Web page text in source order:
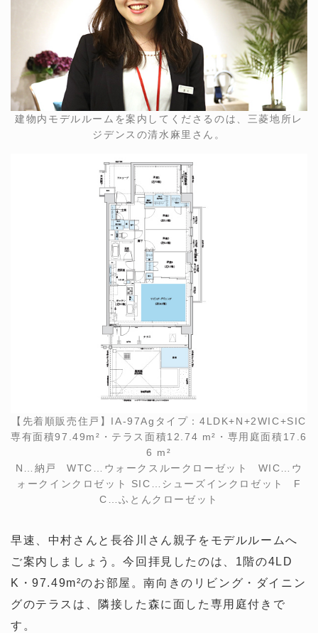
建物内モデルルームを案内してくださるのは、三菱地所レ
ジデンスの清水麻里さん。
【先着順販売住戸】IA-97Agタイプ：4LDK+N+2WIC+SIC
専有面積97.49m²・テラス面積12.74 m²・専用庭面積17.6
6 m²
N…納戸 WTC…ウォークスルークローゼット WIC…ウ
ォークインクロゼット SIC…シューズインクロゼット F
C…ふとんクローゼット
早速、中村さんと長谷川さん親子をモデルルームへ
ご案内しましょう。今回拝見したのは、1階の4LD
K・97.49m²のお部屋。南向きのリビング・ダイニン
グのテラスは、隣接した森に面した専用庭付きで
す。